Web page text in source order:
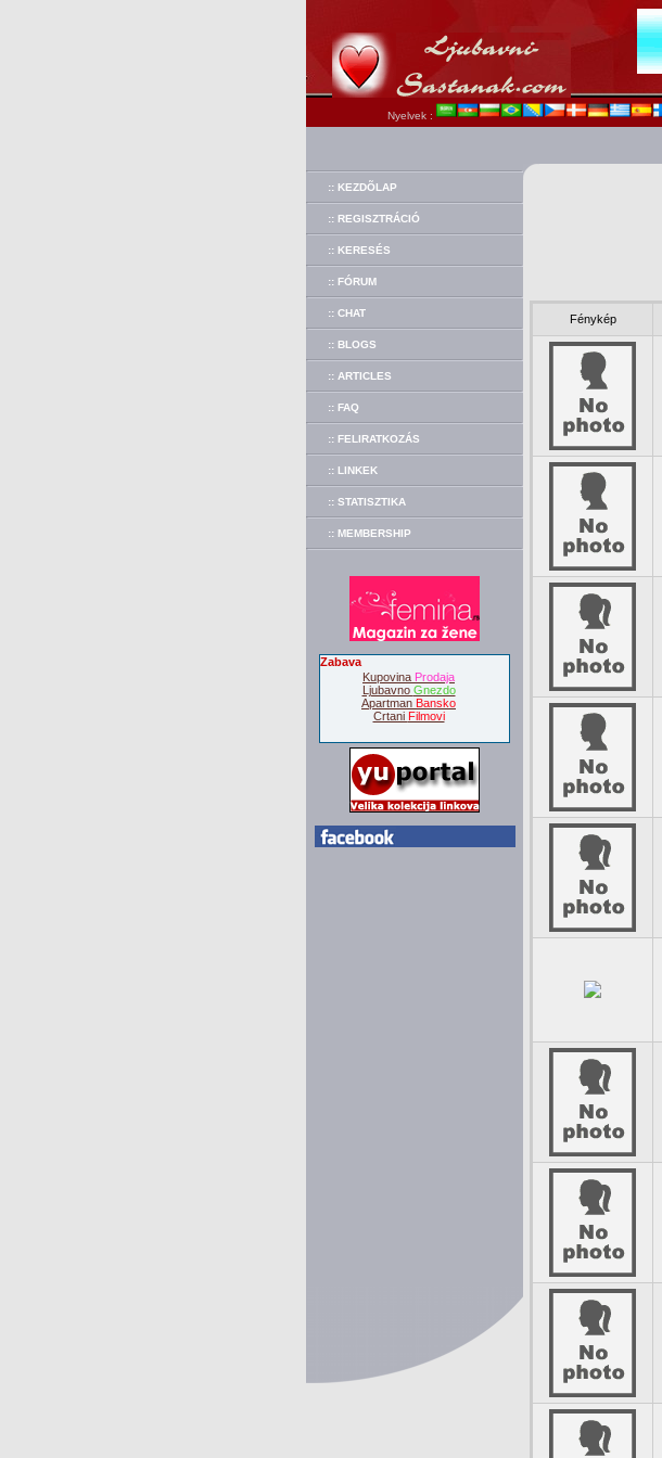
Nyelvek :
:: KEZDÕLAP
:: REGISZTRÁCIÓ
:: KERESÉS
:: FÓRUM
:: CHAT
:: BLOGS
:: ARTICLES
:: FAQ
:: FELIRATKOZÁS
:: LINKEK
:: STATISZTIKA
:: MEMBERSHIP
Zabava
Kupovina Prodaja
Ljubavno Gnezdo
Apartman Bansko
Crtani Filmovi
Fénykép